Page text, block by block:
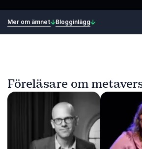
Mer om ämnet Blogginlägg
Föreläsare om